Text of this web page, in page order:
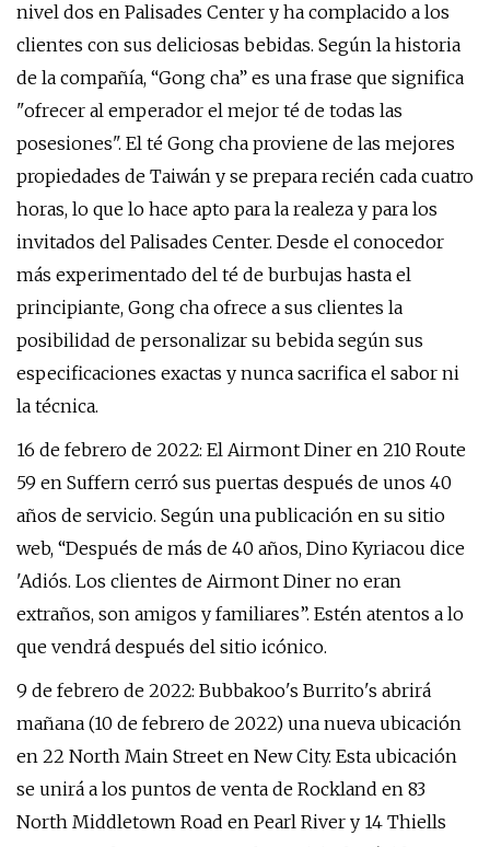
nivel dos en Palisades Center y ha complacido a los
clientes con sus deliciosas bebidas. Según la historia
de la compañía, “Gong cha” es una frase que significa
"ofrecer al emperador el mejor té de todas las
posesiones". El té Gong cha proviene de las mejores
propiedades de Taiwán y se prepara recién cada cuatro
horas, lo que lo hace apto para la realeza y para los
invitados del Palisades Center. Desde el conocedor
más experimentado del té de burbujas hasta el
principiante, Gong cha ofrece a sus clientes la
posibilidad de personalizar su bebida según sus
especificaciones exactas y nunca sacrifica el sabor ni
la técnica.
16 de febrero de 2022: El Airmont Diner en 210 Route
59 en Suffern cerró sus puertas después de unos 40
años de servicio. Según una publicación en su sitio
web, “Después de más de 40 años, Dino Kyriacou dice
'Adiós. Los clientes de Airmont Diner no eran
extraños, son amigos y familiares”. Estén atentos a lo
que vendrá después del sitio icónico.
9 de febrero de 2022: Bubbakoo's Burrito's abrirá
mañana (10 de febrero de 2022) una nueva ubicación
en 22 North Main Street en New City. Esta ubicación
se unirá a los puntos de venta de Rockland en 83
North Middletown Road en Pearl River y 14 Thiells